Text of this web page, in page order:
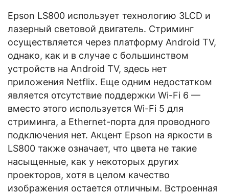
Epson LS800 использует технологию 3LCD и
лазерный световой двигатель. Стриминг
осуществляется через платформу Android TV,
однако, как и в случае с большинством
устройств на Android TV, здесь нет
приложения Netflix. Еще одним недостатком
является отсутствие поддержки Wi-Fi 6 —
вместо этого используется Wi-Fi 5 для
стриминга, а Ethernet-порта для проводного
подключения нет. Акцент Epson на яркости в
LS800 также означает, что цвета не такие
насыщенные, как у некоторых других
проекторов, хотя в целом качество
изображения остается отличным. Встроенная